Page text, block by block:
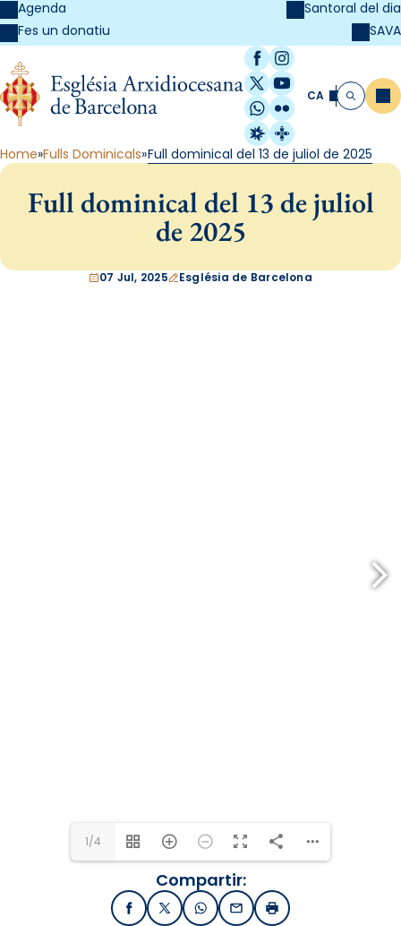
Agenda
Fes un donatiu
Santoral del dia
SAVA
Facebook
Instagram
X / Twitter
YouTube
WhatsApp
Flickr
Radio Estel
Catalunya
CA Cerca
Home Fulls Dominicals Full dominical del 13 de juliol de 2025
Full dominical del 13 de juliol
de 2025
07 Jul, 2025 Església de Barcelona
1/4
Compartir:
FacebookX / TwitterWhatsApp
EmailImprimir